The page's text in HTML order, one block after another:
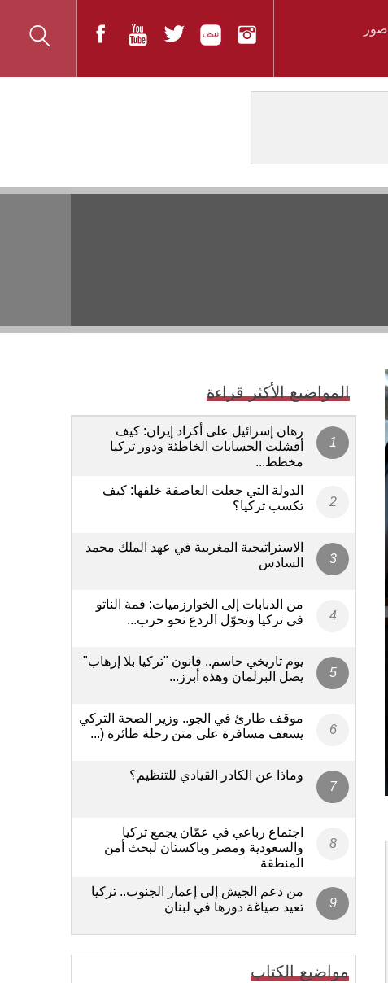
صور
المواضيع الأكثر قراءة
رهان إسرائيل على أكراد إيران: كيف
أفشلت الحسابات الخاطئة ودور تركيا
مخطط...
الدولة التي جعلت العاصفة خلفها: كيف
تكسب تركيا؟
الاستراتيجية المغربية في عهد الملك محمد
السادس
من الدبابات إلى الخوارزميات: قمة الناتو
في تركيا وتحوّل الردع نحو حرب...
يوم تاريخي حاسم.. قانون "تركيا بلا إرهاب"
يصل البرلمان وهذه أبرز...
موقف طارئ في الجو.. وزير الصحة التركي
يسعف مسافرة على متن رحلة طائرة (...
وماذا عن الكادر القيادي للتنظيم؟
اجتماع رباعي في عمّان يجمع تركيا
والسعودية ومصر وباكستان لبحث أمن
المنطقة
من دعم الجيش إلى إعمار الجنوب.. تركيا
تعيد صياغة دورها في لبنان
مواضيع الكتاب